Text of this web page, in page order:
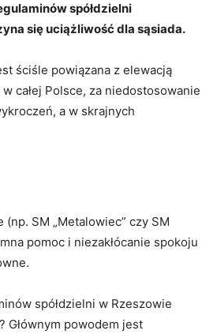
spółdzielni
się uciążliwość dla sąsiada.
ściśle powiązana z elewacją
całej Polsce, za niedostosowanie
a w skrajnych
SM „Metalowiec” czy SM
pomoc i niezakłócanie spokoju
spółdzielni w Rzeszowie
Głównym powodem jest